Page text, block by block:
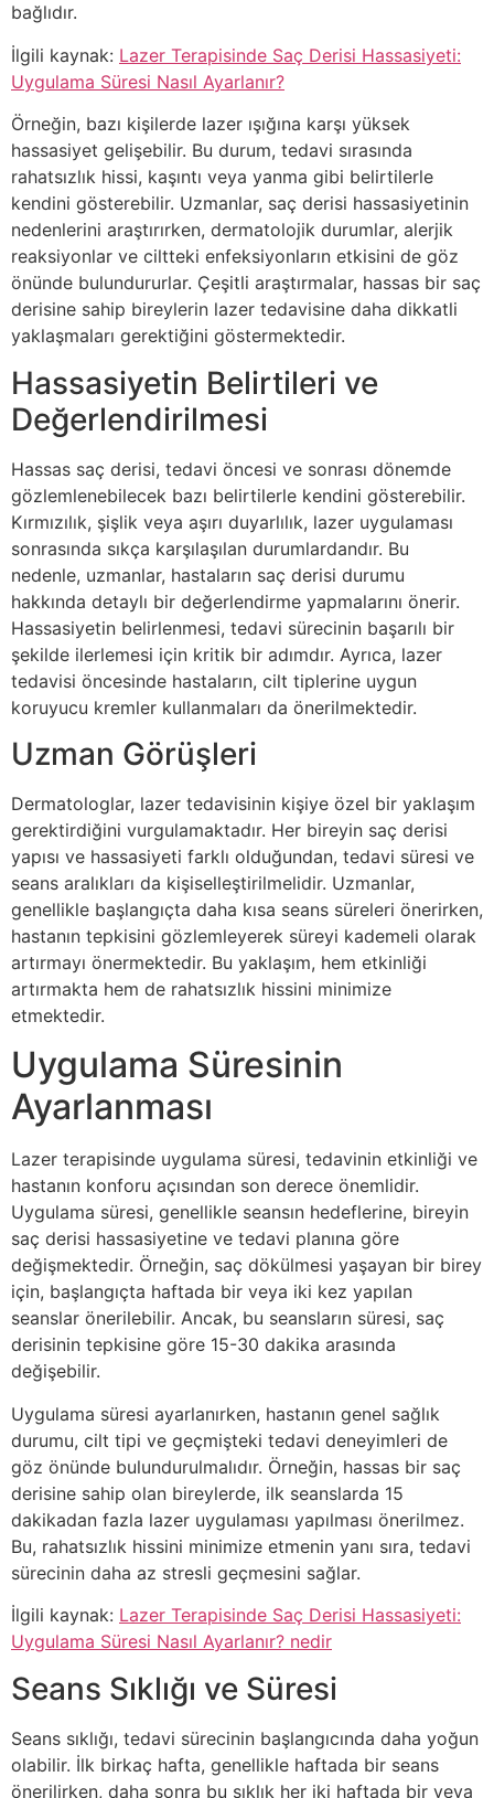
bağlıdır.
İlgili kaynak: Lazer Terapisinde Saç Derisi Hassasiyeti:
Uygulama Süresi Nasıl Ayarlanır?
Örneğin, bazı kişilerde lazer ışığına karşı yüksek
hassasiyet gelişebilir. Bu durum, tedavi sırasında
rahatsızlık hissi, kaşıntı veya yanma gibi belirtilerle
kendini gösterebilir. Uzmanlar, saç derisi hassasiyetinin
nedenlerini araştırırken, dermatolojik durumlar, alerjik
reaksiyonlar ve ciltteki enfeksiyonların etkisini de göz
önünde bulundururlar. Çeşitli araştırmalar, hassas bir saç
derisine sahip bireylerin lazer tedavisine daha dikkatli
yaklaşmaları gerektiğini göstermektedir.
Hassasiyetin Belirtileri ve
Değerlendirilmesi
Hassas saç derisi, tedavi öncesi ve sonrası dönemde
gözlemlenebilecek bazı belirtilerle kendini gösterebilir.
Kırmızılık, şişlik veya aşırı duyarlılık, lazer uygulaması
sonrasında sıkça karşılaşılan durumlardandır. Bu
nedenle, uzmanlar, hastaların saç derisi durumu
hakkında detaylı bir değerlendirme yapmalarını önerir.
Hassasiyetin belirlenmesi, tedavi sürecinin başarılı bir
şekilde ilerlemesi için kritik bir adımdır. Ayrıca, lazer
tedavisi öncesinde hastaların, cilt tiplerine uygun
koruyucu kremler kullanmaları da önerilmektedir.
Uzman Görüşleri
Dermatologlar, lazer tedavisinin kişiye özel bir yaklaşım
gerektirdiğini vurgulamaktadır. Her bireyin saç derisi
yapısı ve hassasiyeti farklı olduğundan, tedavi süresi ve
seans aralıkları da kişiselleştirilmelidir. Uzmanlar,
genellikle başlangıçta daha kısa seans süreleri önerirken,
hastanın tepkisini gözlemleyerek süreyi kademeli olarak
artırmayı önermektedir. Bu yaklaşım, hem etkinliği
artırmakta hem de rahatsızlık hissini minimize
etmektedir.
Uygulama Süresinin
Ayarlanması
Lazer terapisinde uygulama süresi, tedavinin etkinliği ve
hastanın konforu açısından son derece önemlidir.
Uygulama süresi, genellikle seansın hedeflerine, bireyin
saç derisi hassasiyetine ve tedavi planına göre
değişmektedir. Örneğin, saç dökülmesi yaşayan bir birey
için, başlangıçta haftada bir veya iki kez yapılan
seanslar önerilebilir. Ancak, bu seansların süresi, saç
derisinin tepkisine göre 15-30 dakika arasında
değişebilir.
Uygulama süresi ayarlanırken, hastanın genel sağlık
durumu, cilt tipi ve geçmişteki tedavi deneyimleri de
göz önünde bulundurulmalıdır. Örneğin, hassas bir saç
derisine sahip olan bireylerde, ilk seanslarda 15
dakikadan fazla lazer uygulaması yapılması önerilmez.
Bu, rahatsızlık hissini minimize etmenin yanı sıra, tedavi
sürecinin daha az stresli geçmesini sağlar.
İlgili kaynak: Lazer Terapisinde Saç Derisi Hassasiyeti:
Uygulama Süresi Nasıl Ayarlanır? nedir
Seans Sıklığı ve Süresi
Seans sıklığı, tedavi sürecinin başlangıcında daha yoğun
olabilir. İlk birkaç hafta, genellikle haftada bir seans
önerilirken, daha sonra bu sıklık her iki haftada bir veya